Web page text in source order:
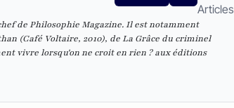
Articles
dePhilosophie Magazine. Il est notamment
(Café Voltaire, 2010), deLa Grâce du criminel
vivre lorsqu'on ne croit en rien ?aux éditions